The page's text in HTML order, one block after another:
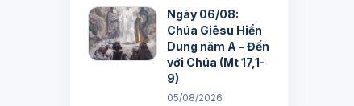
Ngày 06/08:
Chúa Giêsu Hiển
Dung năm A - Đến
với Chúa (Mt 17,1-
9)
05/08/2026